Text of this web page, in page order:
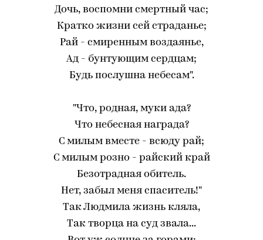
Дочь, воспомни смертный час;
Кратко жизни сей страданье;
Рай - смиренным воздаянье,
Ад - бунтующим сердцам;
Будь послушна небесам".
"Что, родная, муки ада?
Что небесная награда?
С милым вместе - всюду рай;
С милым розно - райский край
Безотрадная обитель.
Нет, забыл меня спаситель!"
Так Людмила жизнь кляла,
Так творца на суд звала...